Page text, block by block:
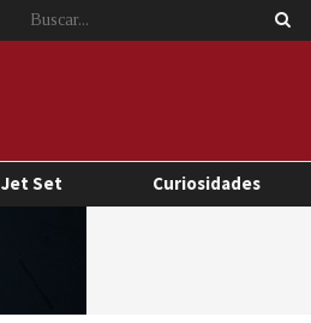
Jet Set Curiosidades